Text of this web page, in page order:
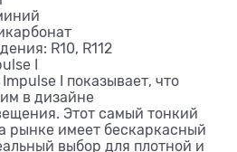
R10, R112
I
I показывает, что
в дизайне
Этот самый тонкий
рынке имеет бескаркасный
выбор для плотной и